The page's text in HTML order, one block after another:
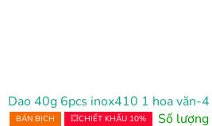
Dao 40g 6pcs inox410 1 hoa văn-4
BÁN BỊCH 💥CHIẾT KHẤU 10% Số